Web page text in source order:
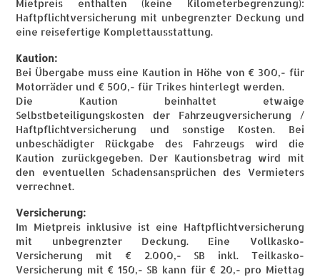
Mietpreis enthalten (keine Kilometerbegrenzung):
Haftpflichtversicherung mit unbegrenzter Deckung und
eine reisefertige Komplettausstattung.
Kaution:
Bei Übergabe muss eine Kaution in Höhe von € 300,- für
Motorräder und € 500,- für Trikes hinterlegt werden.
Die Kaution beinhaltet etwaige
Selbstbeteiligungskosten der Fahrzeugversicherung /
Haftpflichtversicherung und sonstige Kosten. Bei
unbeschädigter Rückgabe des Fahrzeugs wird die
Kaution zurückgegeben. Der Kautionsbetrag wird mit
den eventuellen Schadensansprüchen des Vermieters
verrechnet.
Versicherung:
Im Mietpreis inklusive ist eine Haftpflichtversicherung
mit unbegrenzter Deckung. Eine Vollkasko-
Versicherung mit € 2.000,- SB inkl. Teilkasko-
Versicherung mit € 150,- SB kann für € 20,- pro Miettag